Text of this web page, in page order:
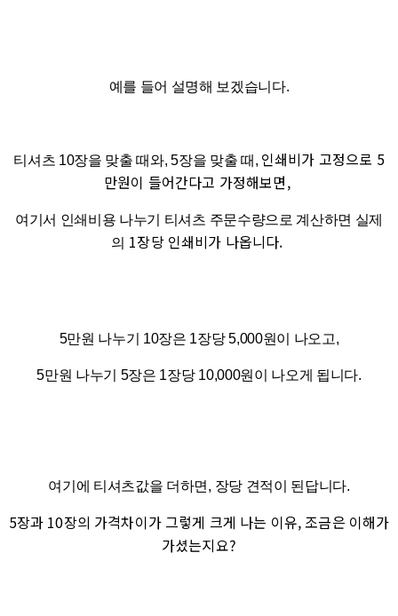
예를 들어 설명해 보겠습니다.
티셔츠 10장을 맞출 때와, 5장을 맞출 때, 인쇄비가 고정으로 5
만원이 들어간다고 가정해보면,
여기서 인쇄비용 나누기 티셔츠 주문수량으로 계산하면 실제
의 1장당 인쇄비가 나옵니다.
5만원 나누기 10장은 1장당 5,000원이 나오고,
5만원 나누기 5장은 1장당 10,000원이 나오게 됩니다.
여기에 티셔츠값을 더하면, 장당 견적이 된답니다.
5장과 10장의 가격차이가 그렇게 크게 나는 이유, 조금은 이해가
가셨는지요?